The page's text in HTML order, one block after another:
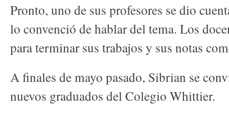
Pronto, uno de sus profesores se dio
lo convenció de hablar del tema. Los
para terminar sus trabajos y sus notas
A finales de mayo pasado, Sibrian se
nuevos graduados del Colegio Whittier.